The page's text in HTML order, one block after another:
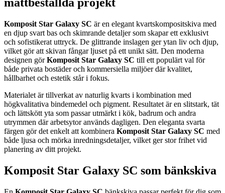
Komposit Star Galaxy SC är en elegant kvartskompositskiva med
en djup svart bas och skimrande detaljer som skapar ett exklusivt
och sofistikerat uttryck. De glittrande inslagen ger ytan liv och djup,
vilket gör att skivan fångar ljuset på ett unikt sätt. Den moderna
designen görKomposit Star Galaxy SC till ett populärt val för
både privata bostäder och kommersiella miljöer där kvalitet,
hållbarhet och estetik står i fokus.
Materialet är tillverkat av naturlig kvarts i kombination med
högkvalitativa bindemedel och pigment. Resultatet är en slitstark, tät
och lättskött yta som passar utmärkt i kök, badrum och andra
utrymmen där arbetsytor används dagligen. Den eleganta svarta
färgen gör det enkelt att kombinera Komposit Star Galaxy SC med
både ljusa och mörka inredningsdetaljer, vilket ger stor frihet vid
planering av ditt projekt.
Komposit Star Galaxy SC som bänkskiva